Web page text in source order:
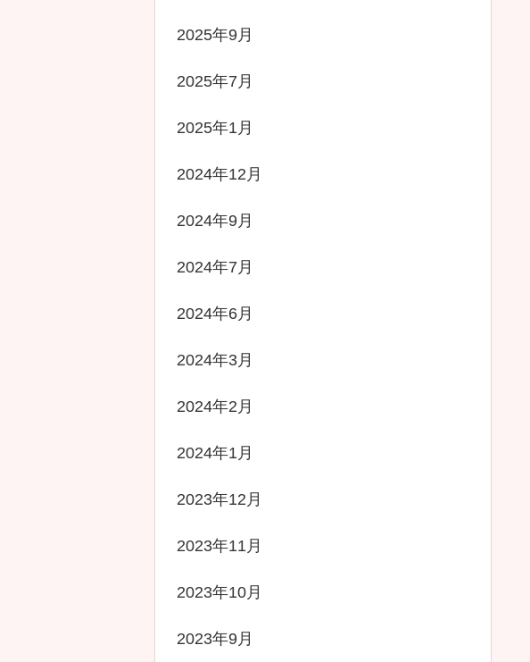
2025年9月
2025年7月
2025年1月
2024年12月
2024年9月
2024年7月
2024年6月
2024年3月
2024年2月
2024年1月
2023年12月
2023年11月
2023年10月
2023年9月